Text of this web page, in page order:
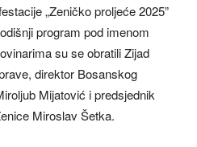
„Zeničko proljeće 2025”
program pod imenom
su se obratili Zijad
direktor Bosanskog
Mijatović i predsjednik
Miroslav Šetka.